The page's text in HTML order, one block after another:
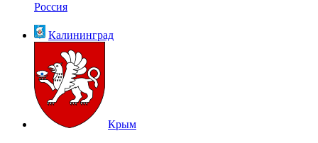
Россия
Калининград
Крым